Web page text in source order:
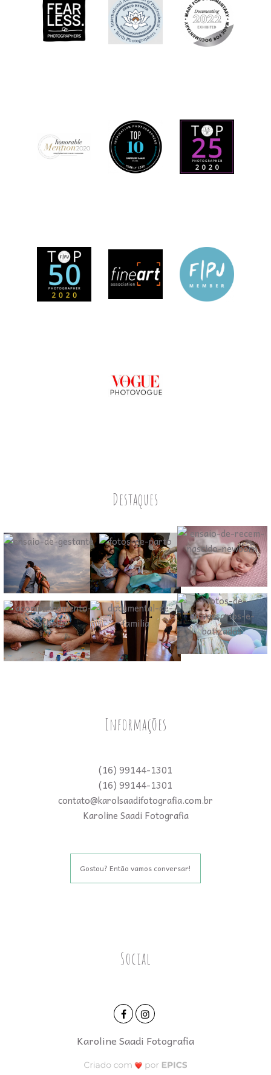
Destaques
Informações
(16) 99144-1301
(16) 99144-1301
contato@karolsaadifotografia.com.br
Karoline Saadi Fotografia
Gostou? Então vamos conversar!
Social
Karoline Saadi Fotografia